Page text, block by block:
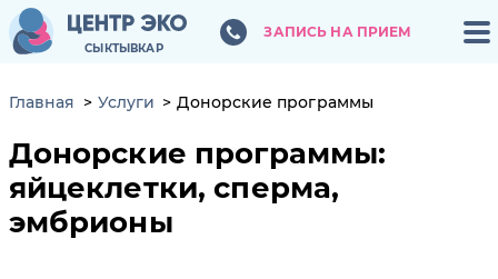
СЫКТЫВКАР
ЗАПИСЬ НА ПРИЕМ
СЫКТЫВКАР
ЗАПИСЬ НА ПРИЕМ
Главная Услуги Донорские программы
Донорские программы:
яйцеклетки, сперма,
эмбрионы